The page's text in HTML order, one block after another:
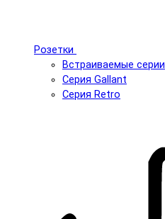
Розетки
Встраиваемые серии
Серия Gallant
Серия Retro